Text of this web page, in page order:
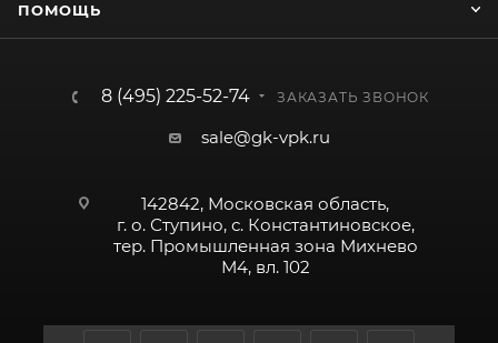
ПОМОЩЬ
8 (495) 225-52-74 ЗАКАЗАТЬ ЗВОНОК
sale@gk-vpk.ru
142842, Московская область,
г. о. Ступино, с. Константиновское,
тер. Промышленная зона Михнево
М4, вл. 102